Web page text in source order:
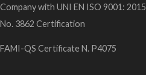
Company with UNI EN ISO 9001: 2015
No. 3862 Certification
FAMI-QS Certificate N. P4075